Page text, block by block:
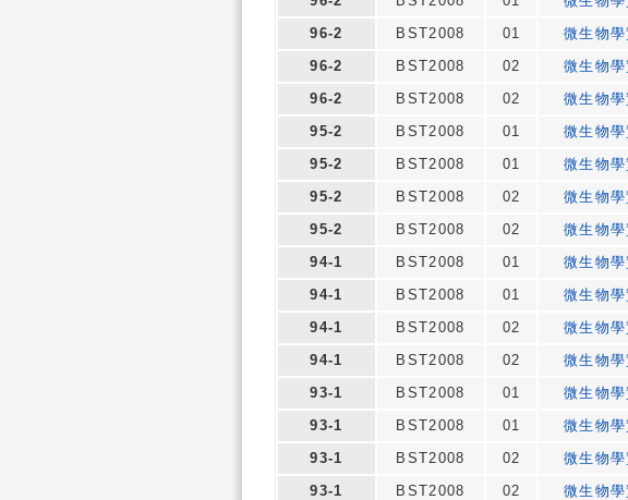
96-2
BST2008 01 微生物
96-2
BST2008 02 微生物
96-2
BST2008 02 微生物
95-2
BST2008 01 微生物
95-2
BST2008 01 微生物
95-2
BST2008 02 微生物
95-2
BST2008 02 微生物
94-1
BST2008 01 微生物
94-1
BST2008 01 微生物
94-1
BST2008 02 微生物
94-1
BST2008 02 微生物
93-1
BST2008 01 微生物
93-1
BST2008 01 微生物
93-1
BST2008 02 微生物
93-1
BST2008 02 微生物